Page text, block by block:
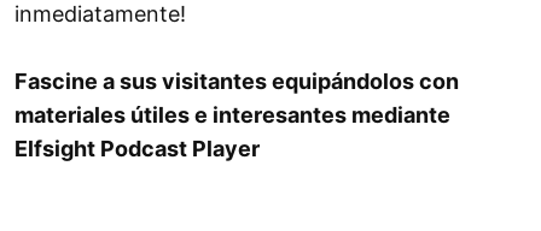
inmediatamente!
Fascine a sus visitantes equipándolos con
materiales útiles e interesantes mediante
Elfsight Podcast Player